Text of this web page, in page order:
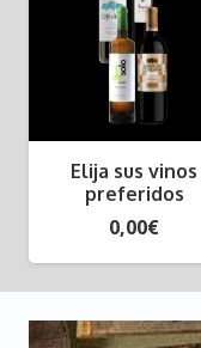
Elija sus vinos
preferidos
0,00€